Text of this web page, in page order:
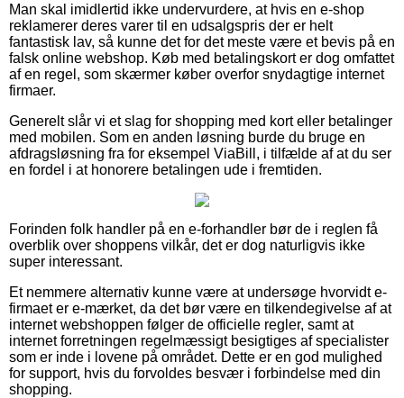
Man skal imidlertid ikke undervurdere, at hvis en e-shop
reklamerer deres varer til en udsalgspris der er helt
fantastisk lav, så kunne det for det meste være et bevis på en
falsk online webshop. Køb med betalingskort er dog omfattet
af en regel, som skærmer køber overfor snydagtige internet
firmaer.
Generelt slår vi et slag for shopping med kort eller betalinger
med mobilen. Som en anden løsning burde du bruge en
afdragsløsning fra for eksempel ViaBill, i tilfælde af at du ser
en fordel i at honorere betalingen ude i fremtiden.
Forinden folk handler på en e-forhandler bør de i reglen få
overblik over shoppens vilkår, det er dog naturligvis ikke
super interessant.
Et nemmere alternativ kunne være at undersøge hvorvidt e-
firmaet er e-mærket, da det bør være en tilkendegivelse af at
internet webshoppen følger de officielle regler, samt at
internet forretningen regelmæssigt besigtiges af specialister
som er inde i lovene på området. Dette er en god mulighed
for support, hvis du forvoldes besvær i forbindelse med din
shopping.